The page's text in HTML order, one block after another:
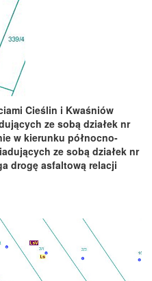
Cieślin i Kwaśniów
ze sobą działek nr
w kierunku północno-
ze sobą działek nr
drogę asfaltową relacji